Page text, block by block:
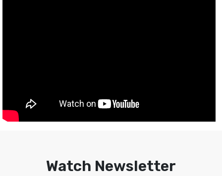
Watch Newsletter